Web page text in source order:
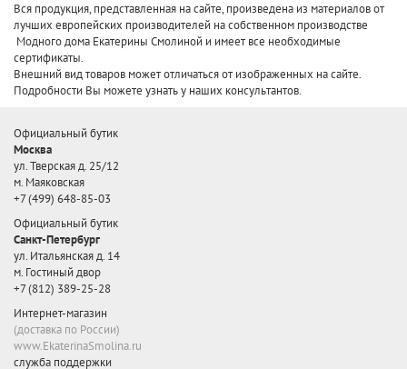
Вся продукция, представленная на сайте, произведена из материалов от
лучших европейских производителей на собственном производстве
Модного дома Екатерины Смолиной и имеет все необходимые
сертификаты.
Внешний вид товаров может отличаться от изображенных на сайте.
Подробности Вы можете узнать у наших консультантов.
Официальный бутик
Москва
ул. Тверская д. 25/12
м. Маяковская
+7 (499) 648-85-03
Официальный бутик
Санкт-Петербург
ул. Итальянская д. 14
м. Гостиный двор
+7 (812) 389-25-28
Интернет-магазин
(доставка по России)
www.EkaterinaSmolina.ru
служба поддержки